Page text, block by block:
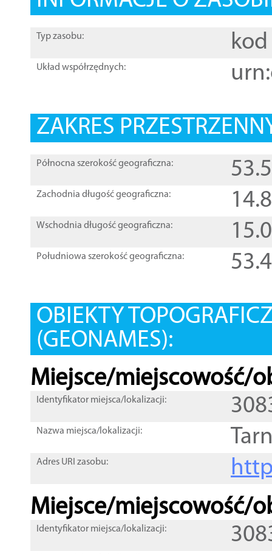
Typ zasobu: kod
Układ współrzędnych:
ZAKRES
Północna szerokość geograficzna:
Zachodnia długość geograficzna:
Wschodnia długość geograficzna:
Południowa szerokość geograficzna:
OBIEKTY
(GEONAMES):
Miejsce/miejscowość/
Identyfikator miejsca/lokalizacji:
Nazwa miejsca/lokalizacji:
Adres URI zasobu:
Miejsce/miejscowość/
Identyfikator miejsca/lokalizacji: